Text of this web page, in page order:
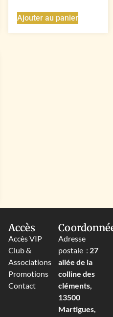
Ajouter au panier
Accès
Accès VIP
Club &
Associations
Promotions
Contact
Adresse
postale : 27
allée de la
colline des
cléments,
13500
Martigues,